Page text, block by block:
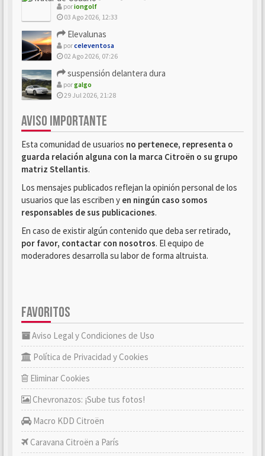
poriongolf
03 Ago 2026, 12:33
Elevalunas
porceleventosa
02 Ago 2026, 07:26
suspensión delantera dura
porgalgo
29 Jul 2026, 21:28
AVISO IMPORTANTE
Esta comunidad de usuarios no pertenece, representa o
guarda relación alguna con la marca Citroën o su grupo
matriz Stellantis.
Los mensajes publicados reflejan la opinión personal de los
usuarios que las escriben y en ningún caso somos
responsables de sus publicaciones.
En caso de existir algún contenido que deba ser retirado,
por favor, contactar con nosotros. El equipo de
moderadores desarrolla su labor de forma altruista.
FAVORITOS
Aviso Legal y Condiciones de Uso
Política de Privacidad y Cookies
Eliminar Cookies
Chevronazos: ¡Sube tus fotos!
Macro KDD Citroën
Caravana Citroën a París